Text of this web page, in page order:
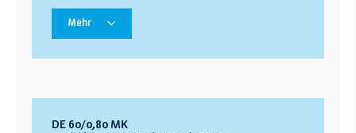
Mehr
DE 60/0,80 MK